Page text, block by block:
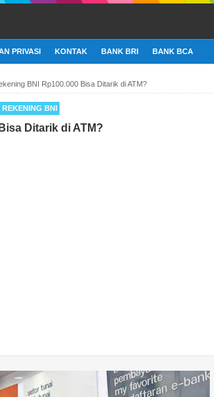
PRIVASI KONTAK BANK BRI BANK BCA
BNI Rp100.000 Bisa Ditarik di ATM?
BNI
Ditarik di ATM?